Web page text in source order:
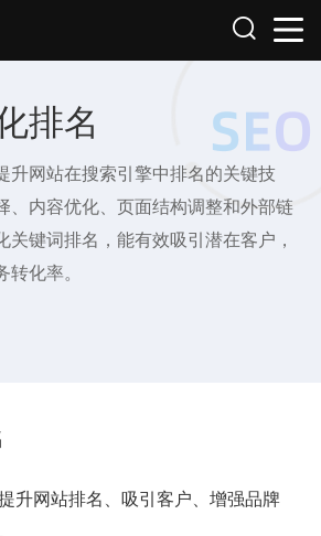
排名
升网站在搜索引擎中排名的关键技
、内容优化、页面结构调整和外部链
关键词排名，能有效吸引潜在客户，
化率。
升网站排名、吸引客户、增强品牌